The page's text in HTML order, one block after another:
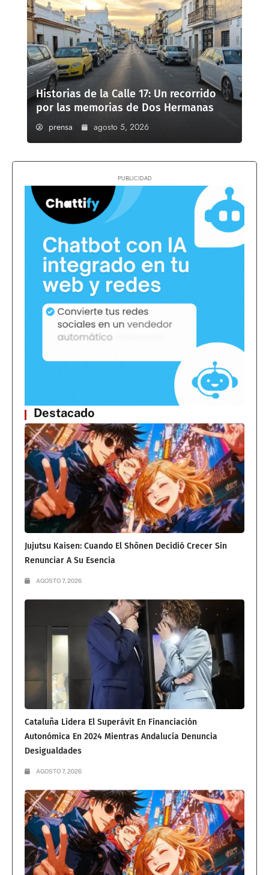
Historias de la Calle 17: Un recorrido
por las memorias de Dos Hermanas
prensa agosto 5, 2026
Destacado
Jujutsu Kaisen: Cuando El Shōnen Decidió Crecer Sin
Renunciar A Su Esencia
AGOSTO 7, 2026
Cataluña Lidera El Superávit En Financiación
Autonómica En 2024 Mientras Andalucía Denuncia
Desigualdades
AGOSTO 7, 2026